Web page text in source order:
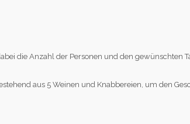
die Anzahl der Personen und den gewünschten
aus 5 Weinen und Knabbereien, um den